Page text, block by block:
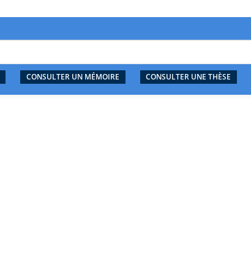
CONSULTER UN MÉMOIRE CONSULTER UNE THÈSE